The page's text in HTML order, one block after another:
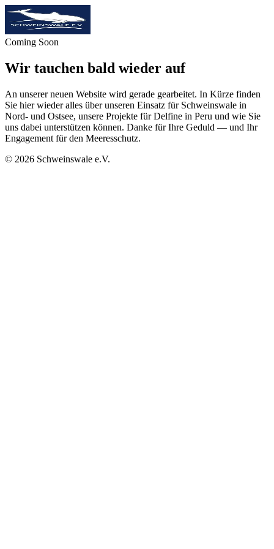
Coming Soon
Wir tauchen bald wieder auf
An unserer neuen Website wird gerade gearbeitet. In Kürze finden
Sie hier wieder alles über unseren Einsatz für Schweinswale in
Nord- und Ostsee, unsere Projekte für Delfine in Peru und wie Sie
uns dabei unterstützen können. Danke für Ihre Geduld — und Ihr
Engagement für den Meeresschutz.
© 2026 Schweinswale e.V.